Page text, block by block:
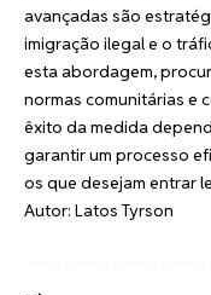
avançadas são
imigração ilegal e o
esta abordagem,
normas comunitárias e
êxito da medida
garantir um processo
os que desejam entrar
Autor: Latos Tyrson